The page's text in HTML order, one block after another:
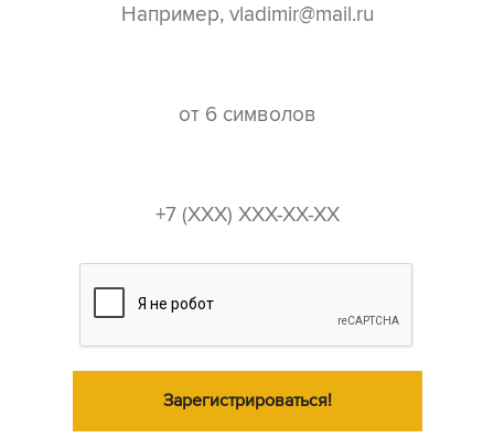
Зарегистрироваться!